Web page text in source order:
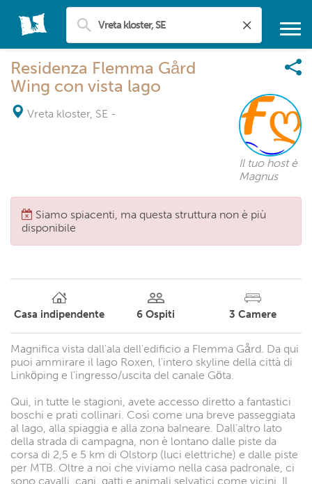
Residenza Flemma Gård
Wing con vista lago
Vreta kloster, SE -
Il tuo host è
Magnus
Siamo spiacenti, ma questa struttura non è più
disponibile
Casa indipendente 6 Ospiti 3 Camere
Magnifica vista dall'ala dell'edificio a Flemma Gård. Da qui
puoi ammirare il lago Roxen, l'intero skyline della città di
Linköping e l'ingresso/uscita del canale Göta.
Qui, in tutte le stagioni, avete accesso diretto a fantastici
boschi e prati collinari. Così come una breve passeggiata
al lago, alla spiaggia e alla zona balneare. Dall'altro lato
della strada di campagna, non è lontano dalle piste da
corsa di 2,5 e 5 km di Olstorp (luci elettriche) e dalle piste
per MTB. Oltre a noi che viviamo nella casa padronale, ci
sono cavalli, cani, gatti e animali selvatici come vicini. Il